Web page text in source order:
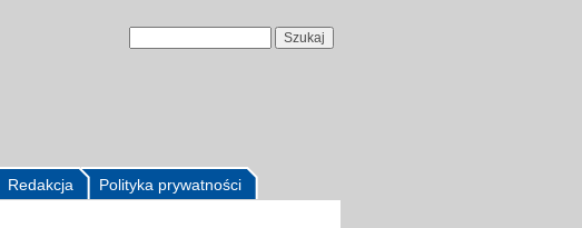
Polityka prywatności
Redakcja